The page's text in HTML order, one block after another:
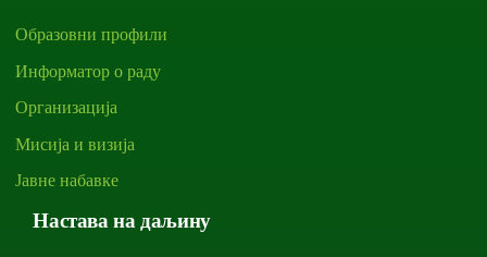
Образовни профили
Информатор о раду
Организација
Мисија и визија
Јавне набавке
Настава на даљину